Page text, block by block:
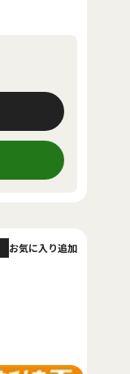
お気に入り追加